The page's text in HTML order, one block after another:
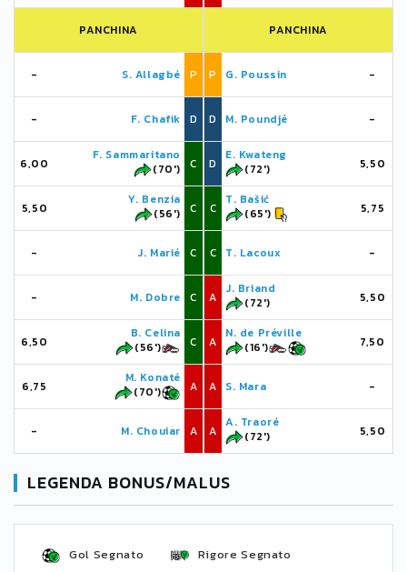
PANCHINA
- S. Allagbé P
- F. Chafik D
6,00
F. Sammaritano
(70')
C
5,50
Y. Benzia
(56')
C
- J. Marié C
- M. Dobre C
6,50
B. Celina
(56')
C
6,75
M. Konaté
(70')
A
- M. Chouiar A
PANCHINA
P G. Poussin -
D M. Poundjé -
D
E. Kwateng
(72')
5,50
C
T. Bašić
(65')
5,75
C T. Lacoux -
A
J. Briand
(72')
5,50
A
N. de Préville
(16')
7,50
A S. Mara -
A
A. Traoré
(72')
5,50
LEGENDA BONUS/MALUS
Gol Segnato
Rigore Segnato